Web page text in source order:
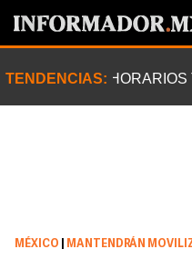
TENDENCIAS:
MÉXICO MANTENDRÁN